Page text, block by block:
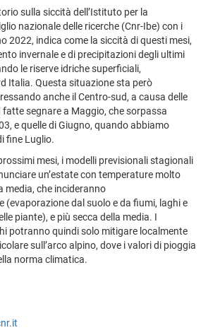
sulla siccità dell’Istituto per la
nazionale delle ricerche (Cnr-Ibe) con i
2022, indica come la siccità di questi mesi,
invernale e di precipitazioni degli ultimi
le riserve idriche superficiali,
Italia. Questa situazione sta però
anche il Centro-sud, a causa delle
segnare a Maggio, che sorpassa
e quelle di Giugno, quando abbiamo
fine Luglio.
mesi, i modelli previsionali stagionali
un’estate con temperature molto
media, che incideranno
(evaporazione dal suolo e da fiumi, laghi e
piante), e più secca della media. I
potranno quindi solo mitigare localmente
sull’arco alpino, dove i valori di pioggia
norma climatica.